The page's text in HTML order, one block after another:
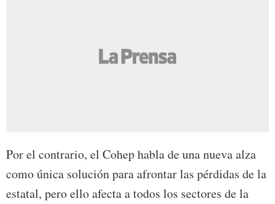
Por el contrario, el Cohep habla de una nueva alza
como única solución para afrontar las pérdidas de la
estatal, pero ello afecta a todos los sectores de la